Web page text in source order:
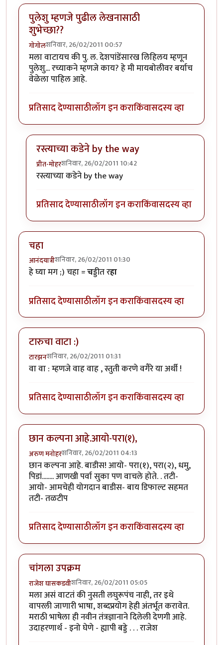
पुलेशु म्हणजे पुढील लेखनासाठी
शुभेच्छा??
गोगोलशनिवार, 26/02/2011 00:57
मला वाटायच की पु. ल. देशपांडेंसारख लिहिलय म्हणून
पुलेशु... रच्याकने म्हणजे काय? हे मी मायबोलीवर बर्याच
वेळेला पाहिल आहे.
प्रतिसाद देण्यासाठीलॉग इन कराकिंवासदस्य व्हा
रस्त्याच्या कडेने by the way
प्रीत-मोहरशनिवार, 26/02/2011 10:42
In reply toपुलेशु म्हणजे पुढील लेखनासाठी शुभेच्छा??
रस्त्याच्या कडेने by the way
प्रतिसाद देण्यासाठीलॉग इन कराकिंवासदस्य व्हा
चहा
आनंदयात्रीशनिवार, 26/02/2011 01:30
हे घ्या मग ;) चहा =चड्डीत रहा
प्रतिसाद देण्यासाठीलॉग इन कराकिंवासदस्य व्हा
टारुचा वाटा :)
टारझनशनिवार, 26/02/2011 01:31
वा वा : म्हणजे वाह वाह , स्तुती करणे वगैरे या अर्थी !
प्रतिसाद देण्यासाठीलॉग इन कराकिंवासदस्य व्हा
छान कल्पना आहे.आयो-परा(१),
अरुण मनोहरशनिवार, 26/02/2011 04:13
छान कल्पना आहे. बाडीस! आयो- परा(१), परा(२), धमु,
पिडां........ आणखी पर्वा सुका पण वाचले होते. . तटी-
आयो- आमचेही योगदान बाडीस- बाय डिफाल्ट सहमत
तटी- तळटीप
प्रतिसाद देण्यासाठीलॉग इन कराकिंवासदस्य व्हा
चांगला उपक्रम
राजेश घासकडवीशनिवार, 26/02/2011 05:05
मला असं वाटतं की नुसती लघुरूपंच नाही, तर इथे
वापरली जाणारी भाषा, शब्दप्रयोग हेही अंतर्भूत करावेत.
मराठी भाषेला ही नवीन तंत्रज्ञानाने दिलेली देणगी आहे.
उदाहरणार्थ - इनो घेणे - ह्यापी बड्डे . . . राजेश